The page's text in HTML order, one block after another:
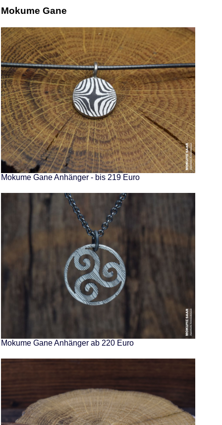
Mokume Gane
Mokume Gane Anhänger - bis 219 Euro
Mokume Gane Anhänger ab 220 Euro